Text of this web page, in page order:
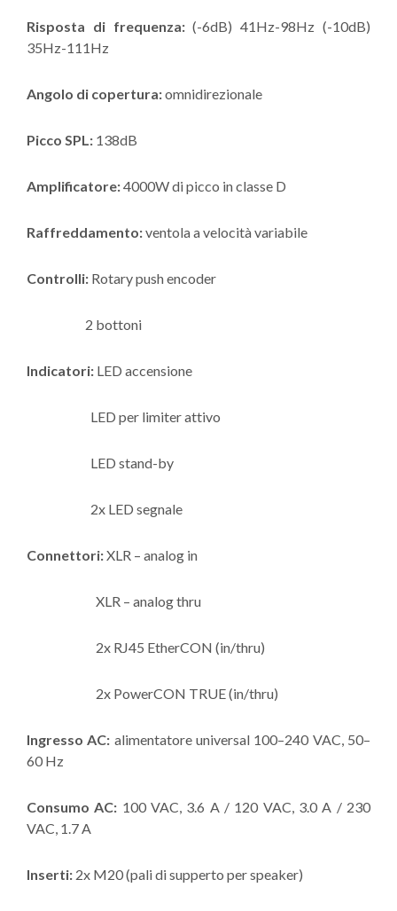
Risposta di frequenza:(-6dB) 41Hz-98Hz (-10dB)
35Hz-111Hz
Angolo di copertura:omnidirezionale
Picco SPL: 138dB
Amplificatore:4000W di picco in classe D
Raffreddamento:ventola a velocità variabile
Controlli: Rotary push encoder
2 bottoni
Indicatori: LED accensione
LED per limiter attivo
LED stand-by
2x LED segnale
Connettori:XLR – analog in
XLR – analog thru
2x RJ45 EtherCON (in/thru)
2x PowerCON TRUE (in/thru)
Ingresso AC: alimentatore universal 100–240 VAC, 50–
60 Hz
Consumo AC: 100 VAC, 3.6 A / 120 VAC, 3.0 A / 230
VAC, 1.7 A
Inserti: 2x M20 (pali di supperto per speaker)